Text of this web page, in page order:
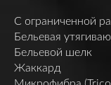
C ограниченной
Бельевая
Бельевой шелк
Жаккард